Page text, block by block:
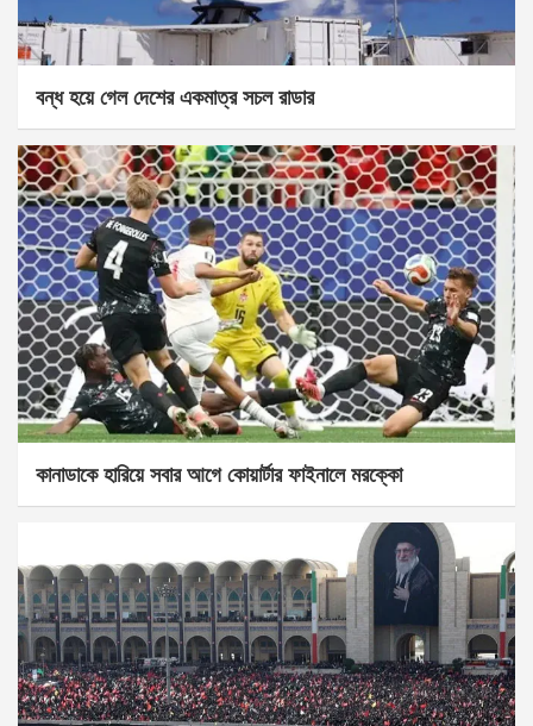
বন্ধ হয়ে গেল দেশের একমাত্র সচল রাডার
কানাডাকে হারিয়ে সবার আগে কোয়ার্টার ফাইনালে মরক্কো